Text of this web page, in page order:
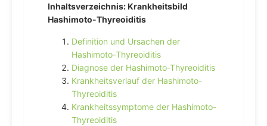
Inhaltsverzeichnis: Krankheitsbild
Hashimoto-Thyreoiditis
Definition und Ursachen der
Hashimoto-Thyreoiditis
Diagnose der Hashimoto-Thyreoiditis
Krankheitsverlauf der Hashimoto-
Thyreoiditis
Krankheitssymptome der Hashimoto-
Thyreoiditis